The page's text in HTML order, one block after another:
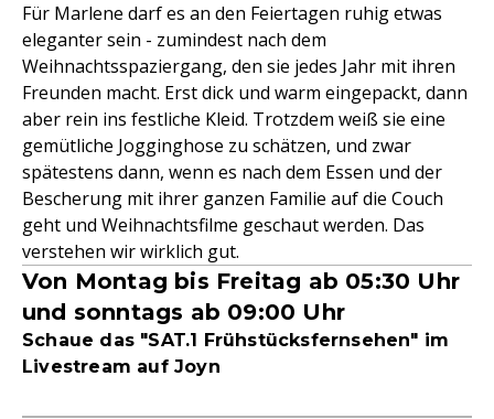
Für Marlene darf es an den Feiertagen ruhig etwas
eleganter sein - zumindest nach dem
Weihnachtsspaziergang, den sie jedes Jahr mit ihren
Freunden macht. Erst dick und warm eingepackt, dann
aber rein ins festliche Kleid. Trotzdem weiß sie eine
gemütliche Jogginghose zu schätzen, und zwar
spätestens dann, wenn es nach dem Essen und der
Bescherung mit ihrer ganzen Familie auf die Couch
geht und Weihnachtsfilme geschaut werden. Das
verstehen wir wirklich gut.
Von Montag bis Freitag ab 05:30 Uhr
und sonntags ab 09:00 Uhr
Schaue das "SAT.1 Frühstücksfernsehen" im
Livestream auf Joyn